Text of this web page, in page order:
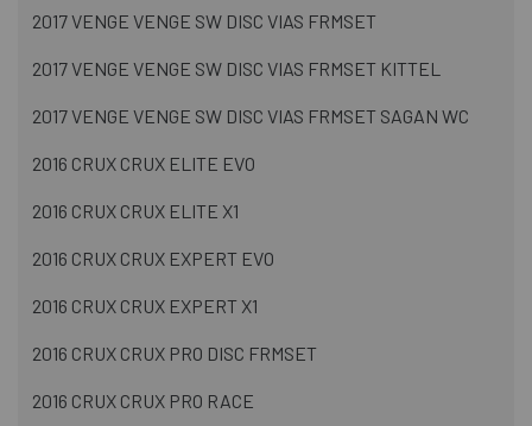
2017 VENGE VENGE SW DISC VIAS FRMSET
2017 VENGE VENGE SW DISC VIAS FRMSET KITTEL
2017 VENGE VENGE SW DISC VIAS FRMSET SAGAN WC
2016 CRUX CRUX ELITE EVO
2016 CRUX CRUX ELITE X1
2016 CRUX CRUX EXPERT EVO
2016 CRUX CRUX EXPERT X1
2016 CRUX CRUX PRO DISC FRMSET
2016 CRUX CRUX PRO RACE